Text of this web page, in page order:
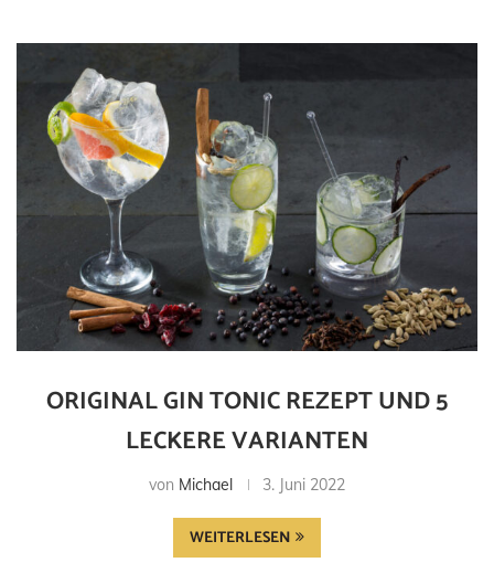
ORIGINAL GIN TONIC REZEPT UND 5
LECKERE VARIANTEN
von Michael 3. Juni 2022
WEITERLESEN